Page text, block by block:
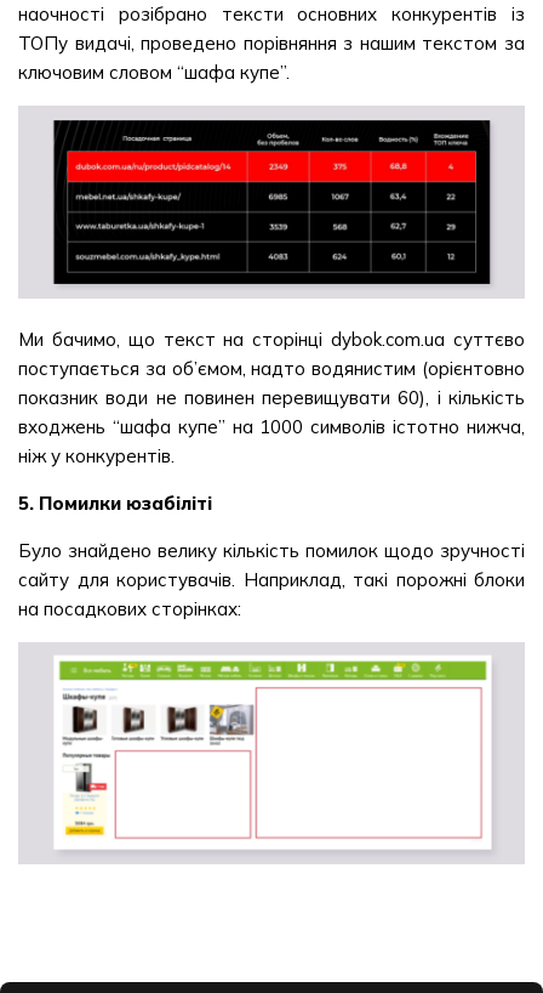
наочності розібрано тексти основних конкурентів із
ТОПу видачі, проведено порівняння з нашим текстом за
ключовим словом “шафа купе”.
Ми бачимо, що текст на сторінці dybok.com.ua суттєво
поступається за об’ємом, надто водянистим (орієнтовно
показник води не повинен перевищувати 60), і кількість
входжень “шафа купе” на 1000 символів істотно нижча,
ніж у конкурентів.
5. Помилки юзабіліті
Було знайдено велику кількість помилок щодо зручності
сайту для користувачів. Наприклад, такі порожні блоки
на посадкових сторінках: